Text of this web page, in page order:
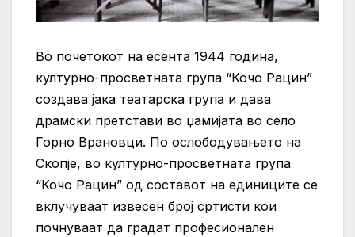
Во почетокот на есента 1944 година,
културно-просветната група “Кочо Рацин”
создава јака театарска група и дава
драмски претстави во џамијата во село
Горно Врановци. По ослободувањето на
Скопје, во културно-просветната група
“Кочо Рацин” од составот на единиците се
вклучуваат извесен број сртисти кои
почнуваат да градат професионален